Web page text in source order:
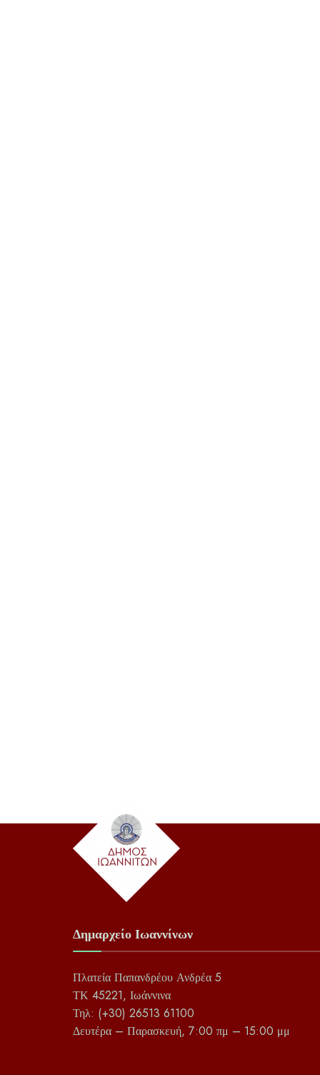
Δημαρχείο Ιωαννίνων
Πλατεία Παπανδρέου Ανδρέα 5
ΤΚ 45221, Ιωάννινα
Τηλ: (+30) 26513 61100
Δευτέρα – Παρασκευή, 7:00 πμ – 15:00 μμ